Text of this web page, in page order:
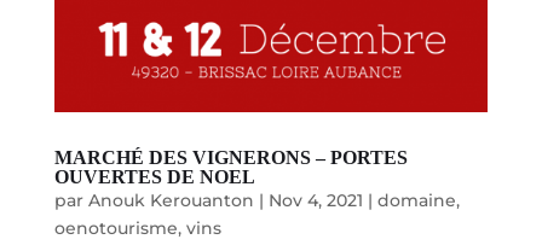
MARCHÉ DES VIGNERONS – PORTES
OUVERTES DE NOEL
par Anouk Kerouanton | Nov 4, 2021 | domaine,
oenotourisme, vins